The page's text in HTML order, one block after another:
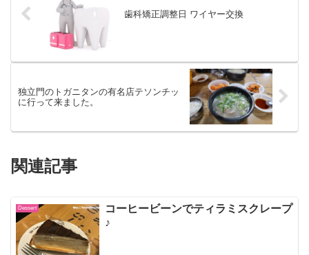
歯科矯正調整日 ワイヤー交換
独立門のトガニタンの有名店テソンチッ
に行って来ました。
関連記事
Dessert
コーヒービーンでティラミスクレープ
♪